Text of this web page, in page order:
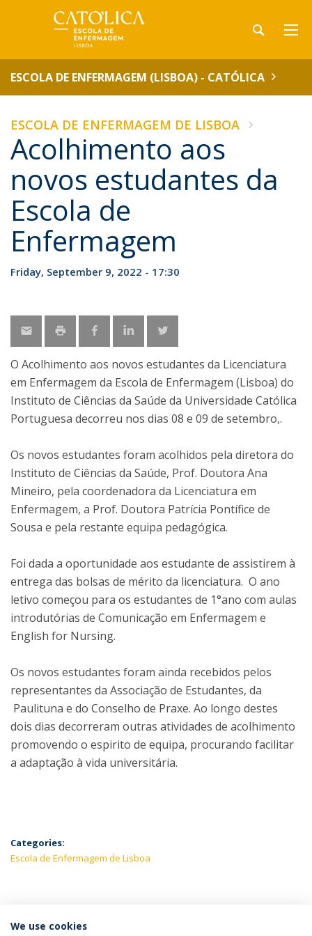
ESCOLA DE ENFERMAGEM (LISBOA) - CATÓLICA
ESCOLA DE ENFERMAGEM DE LISBOA
Acolhimento aos
novos estudantes da
Escola de
Enfermagem
Friday, September 9, 2022 - 17:30
O Acolhimento aos novos estudantes da Licenciatura
em Enfermagem da Escola de Enfermagem (Lisboa) do
Instituto de Ciências da Saúde da Universidade Católica
Portuguesa decorreu nos dias 08 e 09 de setembro,.
Os novos estudantes foram acolhidos pela diretora do
Instituto de Ciências da Saúde, Prof. Doutora Ana
Mineiro, pela coordenadora da Licenciatura em
Enfermagem, a Prof. Doutora Patrícia Pontífice de
Sousa e pela restante equipa pedagógica.
Foi dada a oportunidade aos estudante de assistirem à
entrega das bolsas de mérito da licenciatura. O ano
letivo começou para os estudantes de 1°ano com aulas
introdutórias de Comunicação em Enfermagem e
English for Nursing.
Os novos estudantes foram ainda recebidos pelos
representantes da Associação de Estudantes, da
Paulituna e do Conselho de Praxe. Ao longo destes
dois dias decorreram outras atividades de acolhimento
promovendo o espirito de equipa, procurando facilitar
a adaptação à vida universitária.
Categories:
Escola de Enfermagem de Lisboa
LATEST NEWS
We use cookies